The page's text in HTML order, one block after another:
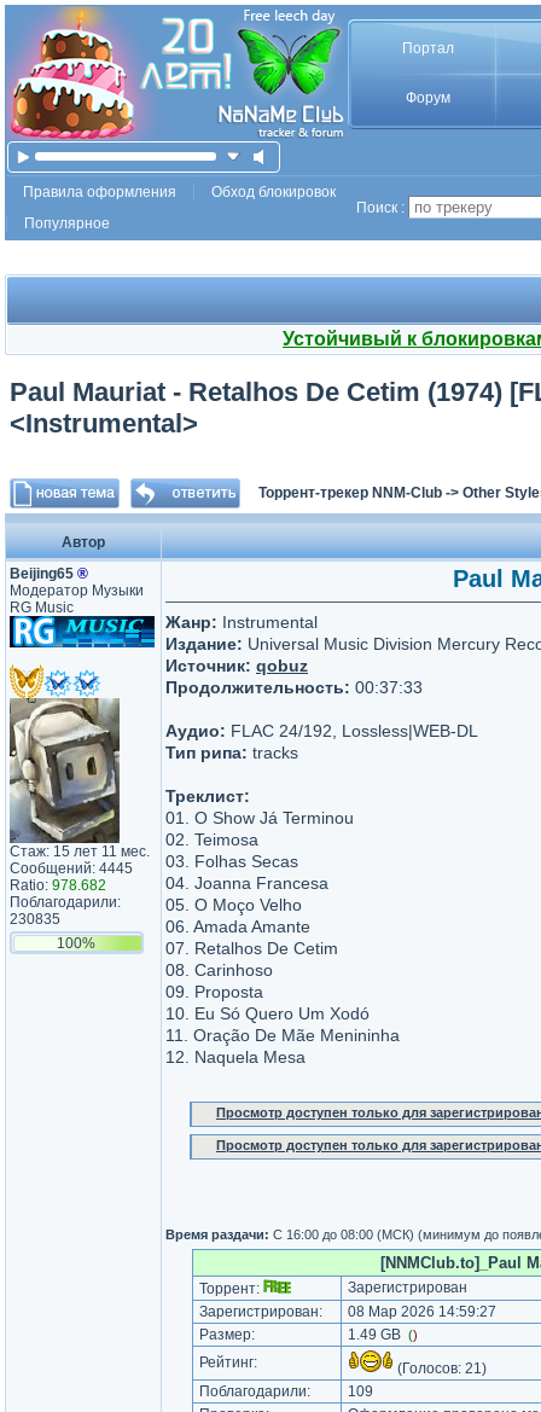
Портал
Форум
Правила оформления
Обход блокировок
Популярное
Поиск :
Устойчивый к
Paul Mauriat - Retalhos De Cetim (1974)
<Instrumental>
Торрент-трекер NNM-Club -> Other
Автор
Beijing65 ®
Модератор Музыки
RG Music
Стаж: 15 лет 11 мес.
Сообщений: 4445
Ratio: 978.682
Поблагодарили:
230835
100%
Paul
Жанр: Instrumental
Издание: Universal Music Division Mercury
Источник: qobuz
Продолжительность: 00:37:33
Аудио: FLAC 24/192, Lossless|WEB-DL
Тип рипа: tracks
Треклист:
01. O Show Já Terminou
02. Teimosa
03. Folhas Secas
04. Joanna Francesa
05. O Moço Velho
06. Amada Amante
07. Retalhos De Cetim
08. Carinhoso
09. Proposta
10. Eu Só Quero Um Xodó
11. Oração De Mãe Menininha
12. Naquela Mesa
Просмотр доступен только для
Просмотр доступен только для
Время раздачи: C 16:00 до 08:00 (МСК) (минимум до
[NNMClub.to]_Paul
Торрент:
Зарегистрирован
Зарегистрирован:
08 Мар 2026 14:59:27
Размер:
1.49 GB ()
Рейтинг: (Голосов: 21)
Поблагодарили:
109